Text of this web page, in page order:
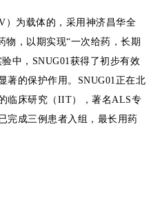
）为载体的，采用神济昌华全
物， 以期实现“一次给药，长期
中， SNUG01 获得了初步有效
著的保护作用。 SNUG01 正在北
临床研究（ IIT），著名 ALS专
完成三例患者入组，最长用药